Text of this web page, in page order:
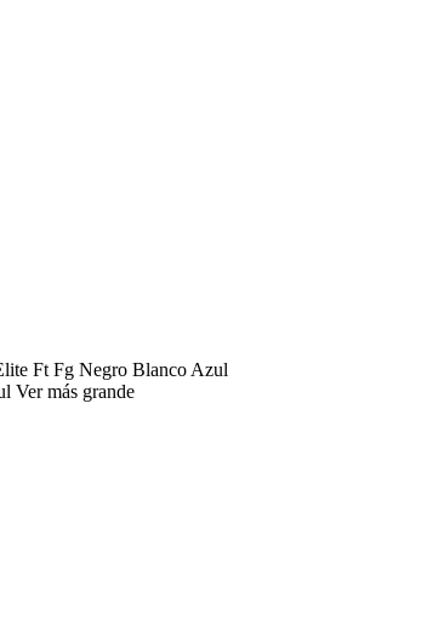
Ft Fg Negro Blanco Azul
Ver más grande